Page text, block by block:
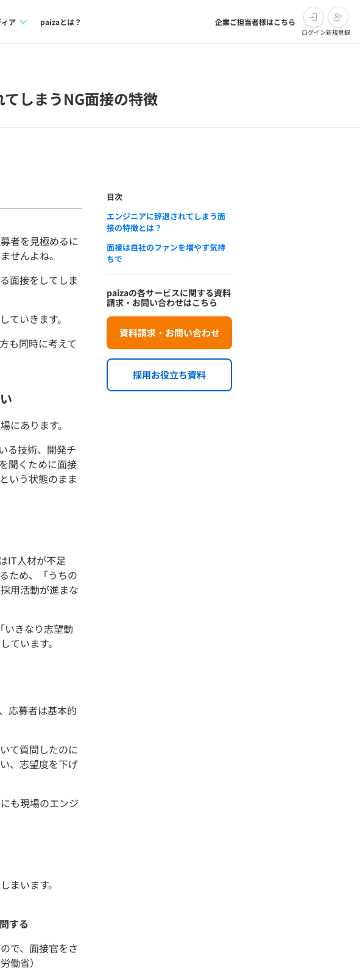
ィア paizaとは？ 企業ご担当者様はこちら
ログイン新規登録
しまうNG面接の特徴
者を見極めるに
せんよね。
面接をしてしま
いきます。
も同時に考えて
にあります。
る技術、開発チ
聞くために面接
いう状態のまま
IT人材が不足
ため、「うちの
用活動が進まな
いきなり志望動
ています。
応募者は基本的
て質問したのに
、志望度を下げ
も現場のエンジ
まいます。
する
で、面接官をさ
働省）
目次
エンジニアに辞退されてしまう面
接の特徴とは？
面接は自社のファンを増やす気持
ちで
paizaの各サービスに関する資料
請求・お問い合わせはこちら
採用お役立ち資料
資料請求・お問い合わせ